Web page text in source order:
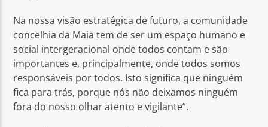
Na nossa visão estratégica de futuro, a comunidade
concelhia da Maia tem de ser um espaço humano e
social intergeracional onde todos contam e são
importantes e, principalmente, onde todos somos
responsáveis por todos. Isto significa que ninguém
fica para trás, porque nós não deixamos ninguém
fora do nosso olhar atento e vigilante”.